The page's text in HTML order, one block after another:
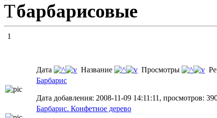
барбарисовые
1
Дата Название Просмотры
Барбарис
Дата добавления: 2008-11-09 14:11:11, просмотров:
Барбарис. Конфетное дерево